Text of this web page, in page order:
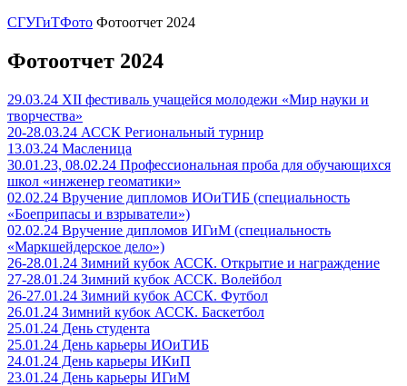
СГУГиТФото Фотоотчет 2024
Фотоотчет 2024
29.03.24 XII фестиваль учащейся молодежи «Мир науки и
творчества»
20-28.03.24 АССК Региональный турнир
13.03.24 Масленица
30.01.23, 08.02.24 Профессиональная проба для обучающихся
школ «инженер геоматики»
02.02.24 Вручение дипломов ИОиТИБ (специальность
«Боеприпасы и взрыватели»)
02.02.24 Вручение дипломов ИГиМ (специальность
«Маркшейдерское дело»)
26-28.01.24 Зимний кубок АССК. Открытие и награждение
27-28.01.24 Зимний кубок АССК. Волейбол
26-27.01.24 Зимний кубок АССК. Футбол
26.01.24 Зимний кубок АССК. Баскетбол
25.01.24 День студента
25.01.24 День карьеры ИОиТИБ
24.01.24 День карьеры ИКиП
23.01.24 День карьеры ИГиМ